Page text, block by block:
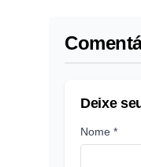
Deixe
Nome *